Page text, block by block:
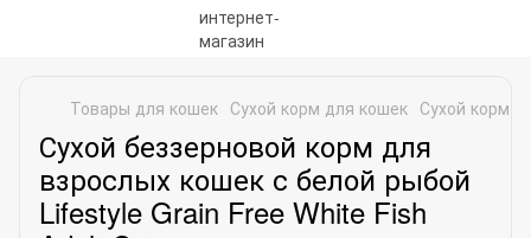
Товары для кошек Сухой корм для кошек Сухой корм
Сухой беззерновой корм для
взрослых кошек с белой рыбой
Lifestyle Grain Free White Fish